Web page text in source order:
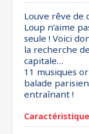
Louve rêve de
Loup n’aime
seule ! Voici
la recherche
capitale…
11 musiques
balade
entraînant !